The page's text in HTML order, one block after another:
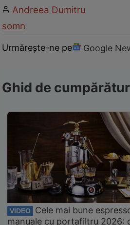
Andreea Dumitru
somn
Urmărește-ne pe Google
Ghid de
VIDEO
Cele mai bune
manuale cu portafiltru 2026: